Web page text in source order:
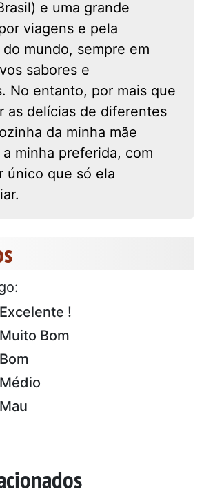
e uma grande
viagens e pela
mundo, sempre em
sabores e
No entanto, por mais que
as delícias de diferentes
da minha mãe
minha preferida, com
único que só ela
Excelente !
Muito Bom
Bom
Médio
Mau